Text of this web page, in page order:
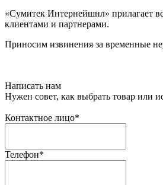
«Сумитек Интернейшнл» прилагает
клиентами и партнерами.
Приносим извинения за временные
Написать нам
Нужен совет, как выбрать товар
Контактное лицо*
Телефон*